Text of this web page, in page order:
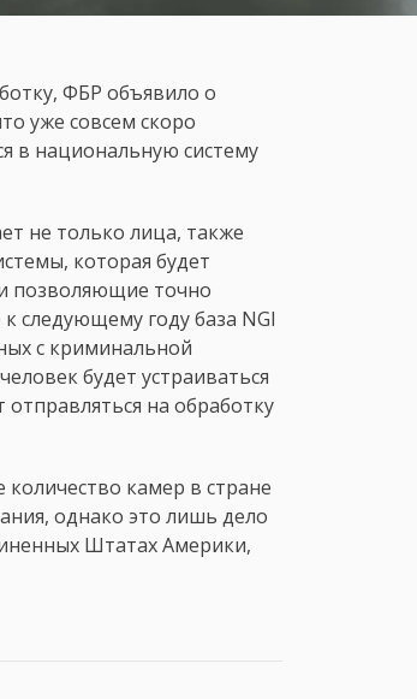
ФБР объявило о
уже совсем скоро
в национальную систему
не только лица, также
которая будет
позволяющие точно
следующему году база NGI
с криминальной
будет устраиваться
на обработку
камер в стране
однако это лишь дело
Штатах Америки,